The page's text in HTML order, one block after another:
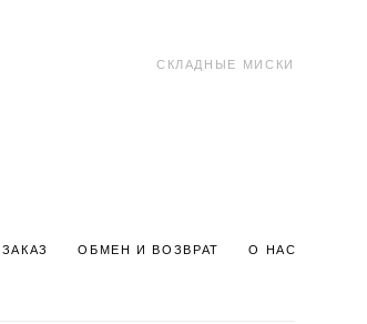
СКЛАДНЫЕ МИСКИ
ОБМЕН И ВОЗВРАТ О НАС